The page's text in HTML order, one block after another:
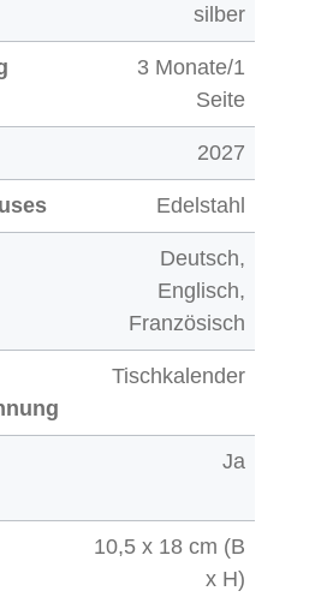
silber
3 Monate/1
Seite
2027
Edelstahl
Deutsch,
Englisch,
Französisch
Tischkalender
Ja
10,5 x 18 cm (B
x H)